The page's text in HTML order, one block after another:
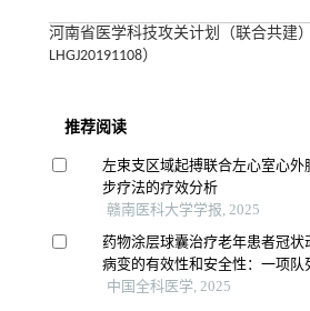
河南省医学科技攻关计划（联合共建
LHGJ20191108）